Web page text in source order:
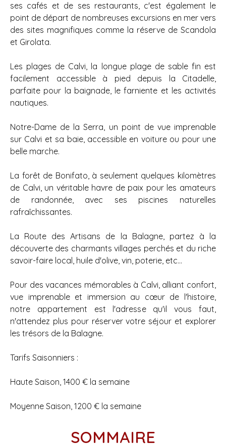
ses cafés et de ses restaurants, c'est également le
point de départ de nombreuses excursions en mer vers
des sites magnifiques comme la réserve de Scandola
et Girolata.
Les plages de Calvi, la longue plage de sable fin est
facilement accessible à pied depuis la Citadelle,
parfaite pour la baignade, le farniente et les activités
nautiques.
Notre-Dame de la Serra, un point de vue imprenable
sur Calvi et sa baie, accessible en voiture ou pour une
belle marche.
La forêt de Bonifato, à seulement quelques kilomètres
de Calvi, un véritable havre de paix pour les amateurs
de randonnée, avec ses piscines naturelles
rafraîchissantes.
La Route des Artisans de la Balagne, partez à la
découverte des charmants villages perchés et du riche
savoir-faire local, huile d'olive, vin, poterie, etc...
Pour des vacances mémorables à Calvi, alliant confort,
vue imprenable et immersion au cœur de l'histoire,
notre appartement est l'adresse qu'il vous faut,
n'attendez plus pour réserver votre séjour et explorer
les trésors de la Balagne.
Tarifs Saisonniers :
Haute Saison, 1400 € la semaine
Moyenne Saison, 1200 € la semaine
SOMMAIRE